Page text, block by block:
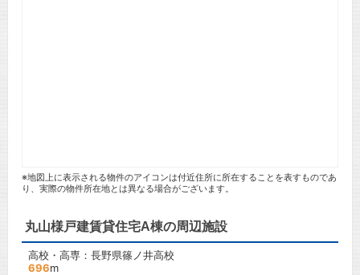
※地図上に表示される物件のアイコンは付近住所に所在することを表すものであ
り、実際の物件所在地とは異なる場合がございます。
丸山様戸建賃貸住宅A棟の周辺施設
高校・高専：長野県篠ノ井高校
696m